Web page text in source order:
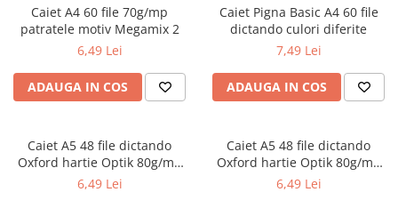
Mine și rezerve
Cretă școlară și creativă
Coperți caiete si cărți
Carnete pentru elevi
Lupe și articole educative
Foarfece școlare
Caiet A4 60 file 70g/mp
patratele motiv Megamix 2
6,49 Lei
ADAUGA IN COS
Caiet Pigna Basic A4 60 file
dictando culori diferite
7,49 Lei
ADAUGA IN COS
Caiet A5 48 file dictando
Oxford hartie Optik 80g/mp
motiv Touch Trend
6,49 Lei
Caiet A5 48 file dictando
Oxford hartie Optik 80g/mp
diverse culori
6,49 Lei